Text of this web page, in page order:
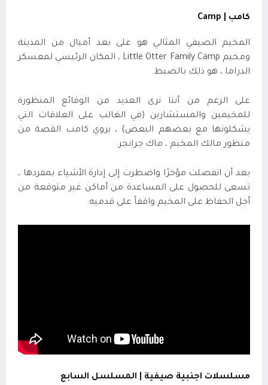
كامب | Camp
المخيم الصيفي المثالي هو على بعد أميال من المدينة
ومخيم Little Otter Family Camp ، المكان الرئيسي لمعسكر
الدراما ، هو ذلك بالضبط.
على الرغم من أننا نرى العديد من الوقائع المنظورة
للمخيمين والمستشارين (في الغالب على العلاقات التي
يشكلونها مع بعضهم البعض) ، يروي كامب القصة من
منظور مالك المخيم ، ماك جرانجر.
بعد أن انفصلت مؤخرًا واضطرت إلى إدارة الأشياء بمفردها ،
تسعى للحصول على المساعدة من أماكن غير متوقعة من
أجل الحفاظ على المخيم واقفاً على قدميه.
مسلسلات اجنبية صيفية | المسلسل السابع